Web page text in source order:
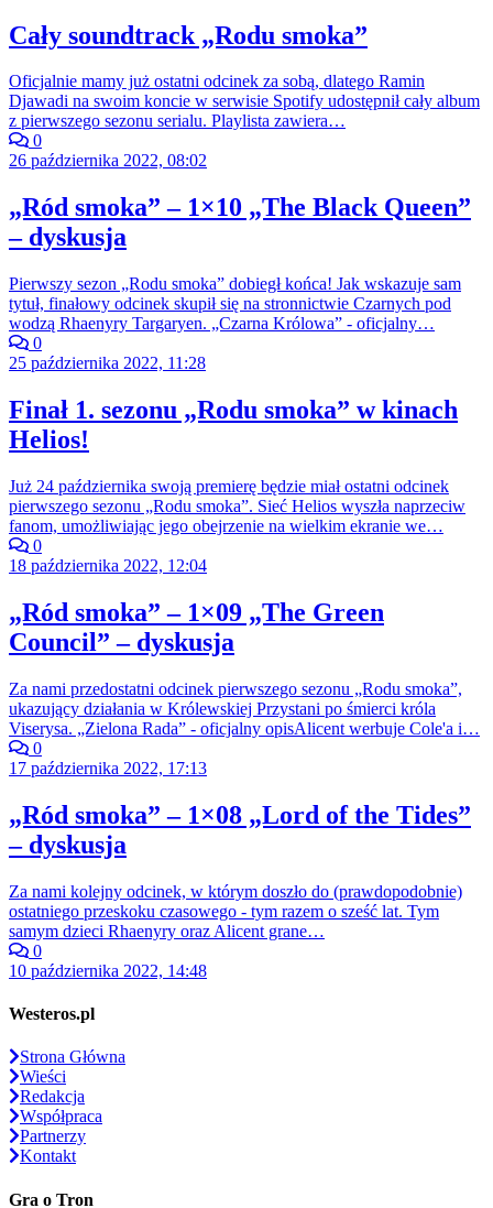
Cały soundtrack „Rodu smoka”
Oficjalnie mamy już ostatni odcinek za sobą, dlatego Ramin
Djawadi na swoim koncie w serwisie Spotify udostępnił cały album
z pierwszego sezonu serialu. Playlista zawiera…
0
26 października 2022, 08:02
„Ród smoka” – 1×10 „The Black Queen”
– dyskusja
Pierwszy sezon „Rodu smoka” dobiegł końca! Jak wskazuje sam
tytuł, finałowy odcinek skupił się na stronnictwie Czarnych pod
wodzą Rhaenyry Targaryen. „Czarna Królowa” - oficjalny…
0
25 października 2022, 11:28
Finał 1. sezonu „Rodu smoka” w kinach
Helios!
Już 24 października swoją premierę będzie miał ostatni odcinek
pierwszego sezonu „Rodu smoka”. Sieć Helios wyszła naprzeciw
fanom, umożliwiając jego obejrzenie na wielkim ekranie we…
0
18 października 2022, 12:04
„Ród smoka” – 1×09 „The Green
Council” – dyskusja
Za nami przedostatni odcinek pierwszego sezonu „Rodu smoka”,
ukazujący działania w Królewskiej Przystani po śmierci króla
Viserysa. „Zielona Rada” - oficjalny opisAlicent werbuje Cole'a i…
0
17 października 2022, 17:13
„Ród smoka” – 1×08 „Lord of the Tides”
– dyskusja
Za nami kolejny odcinek, w którym doszło do (prawdopodobnie)
ostatniego przeskoku czasowego - tym razem o sześć lat. Tym
samym dzieci Rhaenyry oraz Alicent grane…
0
10 października 2022, 14:48
Westeros.pl
Strona Główna
Wieści
Redakcja
Współpraca
Partnerzy
Kontakt
Gra o Tron